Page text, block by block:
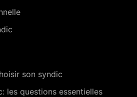
son syndic
les questions essentielles